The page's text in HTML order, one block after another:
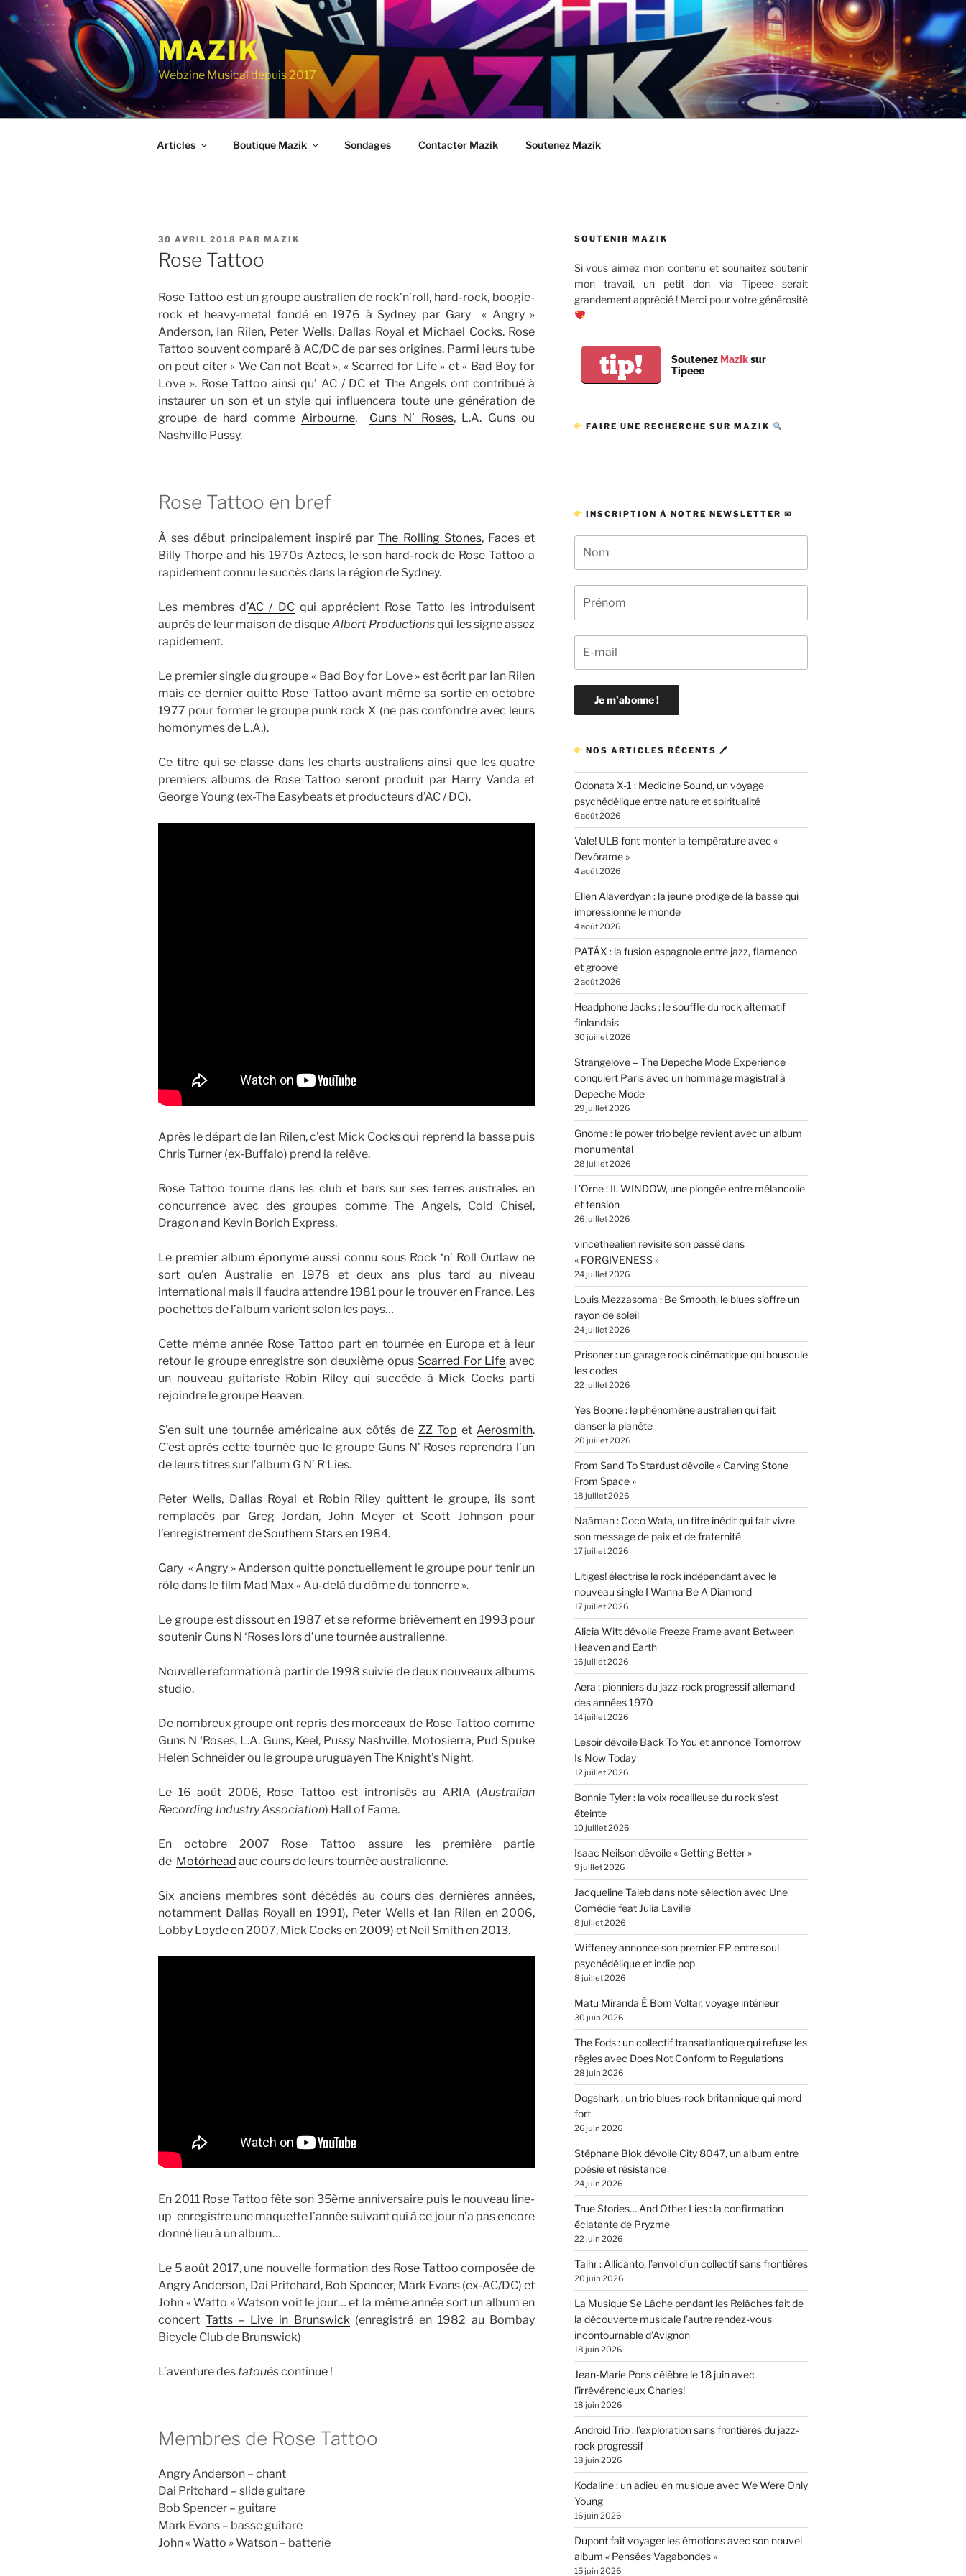
au
contenu
principal
MAZIK
Webzine Musical depuis 2017
Articles Boutique Mazik Sondages Contacter Mazik Soutenez Mazik
PUBLIÉ
LE
30 AVRIL 2018 PAR MAZIK
Rose Tattoo
Rose Tattoo est un groupe australien de rock’n’roll, hard-rock, boogie-
rock et heavy-metal fondé en 1976 à Sydney par Gary « Angry »
Anderson, Ian Rilen, Peter Wells, Dallas Royal et Michael Cocks. Rose
Tattoo souvent comparé à AC/DC de par ses origines. Parmi leurs tube
on peut citer « We Can not Beat », « Scarred for Life » et « Bad Boy for
Love ». Rose Tattoo ainsi qu’ AC / DC et The Angels ont contribué à
instaurer un son et un style qui influencera toute une génération de
groupe de hard commeAirbourne, Guns N’ Roses, L.A. Guns ou
Nashville Pussy.
Rose Tattoo en bref
À ses début principalement inspiré parThe Rolling Stones, Faces et
Billy Thorpe and his 1970s Aztecs, le son hard-rock de Rose Tattoo a
rapidement connu le succès dans la région de Sydney.
Les membres d’AC / DCqui apprécient Rose Tatto les introduisent
auprès de leur maison de disqueAlbert Productionsqui les signe assez
rapidement.
Le premier single du groupe « Bad Boy for Love » est écrit par Ian Rilen
mais ce dernier quitte Rose Tattoo avant même sa sortie en octobre
1977 pour former le groupe punk rock X (ne pas confondre avec leurs
homonymes de L.A.).
Ce titre qui se classe dans les charts australiens ainsi que les quatre
premiers albums de Rose Tattoo seront produit par Harry Vanda et
George Young (ex-The Easybeats et producteurs d’AC / DC).
Après le départ de Ian Rilen, c’est Mick Cocks qui reprend la basse puis
Chris Turner (ex-Buffalo) prend la relève.
Rose Tattoo tourne dans les club et bars sur ses terres australes en
concurrence avec des groupes comme The Angels, Cold Chisel,
Dragon and Kevin Borich Express.
Le premier album éponyme aussi connu sous Rock ‘n’ Roll Outlaw ne
sort qu’en Australie en 1978 et deux ans plus tard au niveau
international mais il faudra attendre 1981 pour le trouver en France. Les
pochettes de l’album varient selon les pays…
Cette même année Rose Tattoo part en tournée en Europe et à leur
retour le groupe enregistre son deuxième opus Scarred For Life avec
un nouveau guitariste Robin Riley qui succède à Mick Cocks parti
rejoindre le groupe Heaven.
S’en suit une tournée américaine aux côtés de ZZ Top et Aerosmith.
C’est après cette tournée que le groupe Guns N’ Roses reprendra l’un
de leurs titres sur l’album G N’ R Lies.
Peter Wells, Dallas Royal et Robin Riley quittent le groupe, ils sont
remplacés par Greg Jordan, John Meyer et Scott Johnson pour
l’enregistrement de Southern Starsen 1984.
Gary « Angry » Anderson quitte ponctuellement le groupe pour tenir un
rôle dans le film Mad Max « Au-delà du dôme du tonnerre ».
Le groupe est dissout en 1987 et se reforme brièvement en 1993 pour
soutenir Guns N ‘Roses lors d’une tournée australienne.
Nouvelle reformation à partir de 1998 suivie de deux nouveaux albums
studio.
De nombreux groupe ont repris des morceaux de Rose Tattoo comme
Guns N ‘Roses, L.A. Guns, Keel, Pussy Nashville, Motosierra, Pud Spuke
Helen Schneider ou le groupe uruguayen The Knight’s Night.
Le 16 août 2006, Rose Tattoo est intronisés au ARIA (Australian
Recording Industry Association) Hall of Fame.
En octobre 2007 Rose Tattoo assure les première partie
de Motörhead auc cours de leurs tournée australienne.
Six anciens membres sont décédés au cours des dernières années,
notamment Dallas Royall en 1991), Peter Wells et Ian Rilen en 2006,
Lobby Loyde en 2007, Mick Cocks en 2009) et Neil Smith en 2013.
En 2011 Rose Tattoo fête son 35ème anniversaire puis le nouveau line-
up enregistre une maquette l’année suivant qui à ce jour n’a pas encore
donné lieu à un album…
Le 5 août 2017, une nouvelle formation des Rose Tattoo composée de
Angry Anderson, Dai Pritchard, Bob Spencer, Mark Evans (ex-AC/DC) et
John « Watto » Watson voit le jour… et la même année sort un album en
concert Tatts – Live in Brunswick (enregistré en 1982 au Bombay
Bicycle Club de Brunswick)
L’aventure des tatouéscontinue !
Membres de Rose Tattoo
Angry Anderson – chant
Dai Pritchard – slide guitare
Bob Spencer – guitare
Mark Evans – basse guitare
John « Watto » Watson – batterie
SOUTENIR MAZIK
Si vous aimez mon contenu et souhaitez soutenir
mon travail, un petit don via Tipeee serait
grandement apprécié ! Merci pour votre générosité
tip! Soutenez Maziksur
Tipeee
FAIRE UNE RECHERCHE SUR MAZIK
INSCRIPTION À NOTRE NEWSLETTER ✉
NOS ARTICLES RÉCENTS 🖊
Odonata X-1 : Medicine Sound, un voyage
psychédélique entre nature et spiritualité
6 août 2026
Vale! ULB font monter la température avec «
Devórame »
4 août 2026
Ellen Alaverdyan : la jeune prodige de la basse qui
impressionne le monde
4 août 2026
PATÁX : la fusion espagnole entre jazz, flamenco
et groove
2 août 2026
Headphone Jacks : le souffle du rock alternatif
finlandais
30 juillet 2026
Strangelove – The Depeche Mode Experience
conquiert Paris avec un hommage magistral à
Depeche Mode
29 juillet 2026
Gnome : le power trio belge revient avec un album
monumental
28 juillet 2026
L’Orne : II. WINDOW, une plongée entre mélancolie
et tension
26 juillet 2026
vincethealien revisite son passé dans
« FORGIVENESS »
24 juillet 2026
Louis Mezzasoma : Be Smooth, le blues s’offre un
rayon de soleil
24 juillet 2026
Prisoner : un garage rock cinématique qui bouscule
les codes
22 juillet 2026
Yes Boone : le phénomène australien qui fait
danser la planète
20 juillet 2026
From Sand To Stardust dévoile « Carving Stone
From Space »
18 juillet 2026
Naâman : Coco Wata, un titre inédit qui fait vivre
son message de paix et de fraternité
17 juillet 2026
Litiges! électrise le rock indépendant avec le
nouveau single I Wanna Be A Diamond
17 juillet 2026
Alicia Witt dévoile Freeze Frame avant Between
Heaven and Earth
16 juillet 2026
Aera : pionniers du jazz-rock progressif allemand
des années 1970
14 juillet 2026
Lesoir dévoile Back To You et annonce Tomorrow
Is Now Today
12 juillet 2026
Bonnie Tyler : la voix rocailleuse du rock s’est
éteinte
10 juillet 2026
Isaac Neilson dévoile « Getting Better »
9 juillet 2026
Jacqueline Taieb dans note sélection avec Une
Comédie feat Julia Laville
8 juillet 2026
Wiffeney annonce son premier EP entre soul
psychédélique et indie pop
8 juillet 2026
Matu Miranda É Bom Voltar, voyage intérieur
30 juin 2026
The Fods : un collectif transatlantique qui refuse les
règles avec Does Not Conform to Regulations
28 juin 2026
Dogshark : un trio blues-rock britannique qui mord
fort
26 juin 2026
Stéphane Blok dévoile City 8047, un album entre
poésie et résistance
24 juin 2026
True Stories… And Other Lies : la confirmation
éclatante de Pryzme
22 juin 2026
Taihr : Allicanto, l’envol d’un collectif sans frontières
20 juin 2026
La Musique Se Lâche pendant les Relâches fait de
la découverte musicale l’autre rendez-vous
incontournable d’Avignon
18 juin 2026
Jean-Marie Pons célèbre le 18 juin avec
l’irrévérencieux Charles!
18 juin 2026
Android Trio : l’exploration sans frontières du jazz-
rock progressif
18 juin 2026
Kodaline : un adieu en musique avec We Were Only
Young
16 juin 2026
Dupont fait voyager les émotions avec son nouvel
album « Pensées Vagabondes »
15 juin 2026